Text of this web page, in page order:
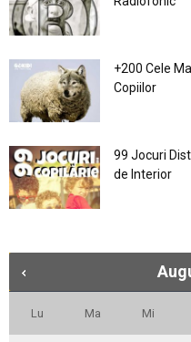
+200 Cele
Copiilor
99 Jocuri
de Interior
Lu Ma Mi